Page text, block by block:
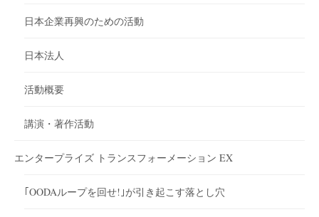
日本企業再興のための活動
日本法人
活動概要
講演・著作活動
エンタープライズ トランスフォーメーション EX
｢OODAループを回せ!｣が引き起こす落とし穴